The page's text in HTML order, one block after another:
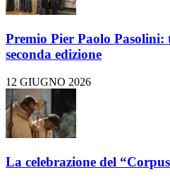
Premio Pier Paolo
seconda edizione
12 GIUGNO 2026
La celebrazione del